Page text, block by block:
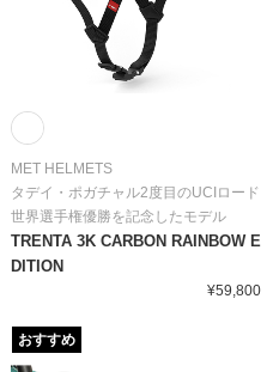
MET HELMETS
タデイ・ポガチャル2度目のUCIロード
世界選手権優勝を記念したモデル
TRENTA 3K CARBON RAINBOW E
DITION
¥59,800
おすすめ